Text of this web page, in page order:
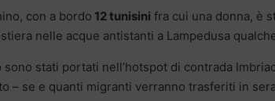
con a bordo 12 tunisini fra cui una donna, è
nelle acque antistanti a Lampedusa
stati portati nell’hotspot di contrada
– se e quanti migranti verranno trasferiti in